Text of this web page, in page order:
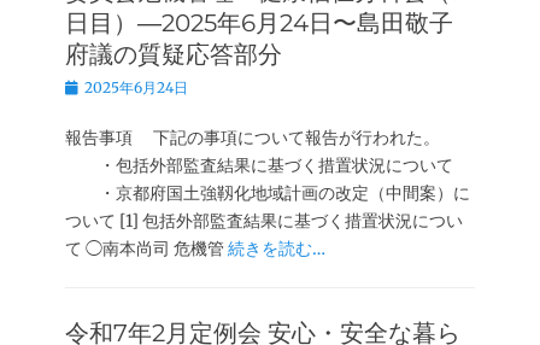
日目）―2025年6月24日〜島田敬子
府議の質疑応答部分
投
日
2025年6月24日
報告事項 下記の事項について報告が行われた。
・包括外部監査結果に基づく措置状況について
・京都府国土強靱化地域計画の改定（中間案）に
ついて [1] 包括外部監査結果に基づく措置状況につい
て ◯南本尚司 危機管 続きを読む…
令和7年2月定例会 安心・安全な暮ら